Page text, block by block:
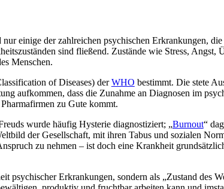
einige der zahlreichen psychischen Erkrankungen,
sind fließend. Zustände wie Stress, Angst,
Menschen.
of Diseases) derWHO bestimmt. Die stete
aufkommen, dass die Zunahme an Diagnosen im
zu Gute kommt.
wurde häufig Hysterie diagnostiziert; „Burnout“
der Gesellschaft, mit ihren Tabus und sozialen
zu nehmen – ist doch eine Krankheit
Erkrankungen, sondern als „Zustand des